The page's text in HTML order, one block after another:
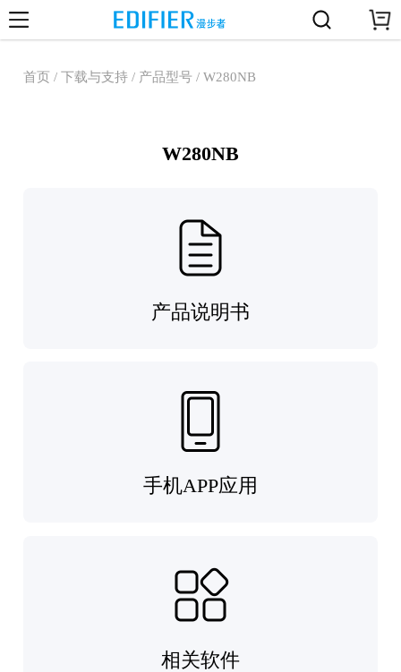
首页 / 下载与支持 / 产品型号 / W280NB
W280NB
产品说明书
手机APP应用
相关软件